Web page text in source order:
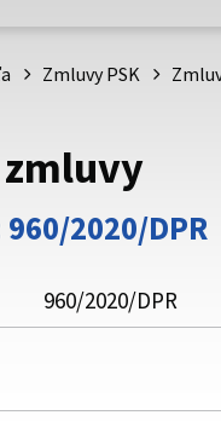
webová stránka
a vždy sa uistite, že
webovú stránku.
pred názvom
Zmluvy PSK
2020/DPR
960/2020/DPR